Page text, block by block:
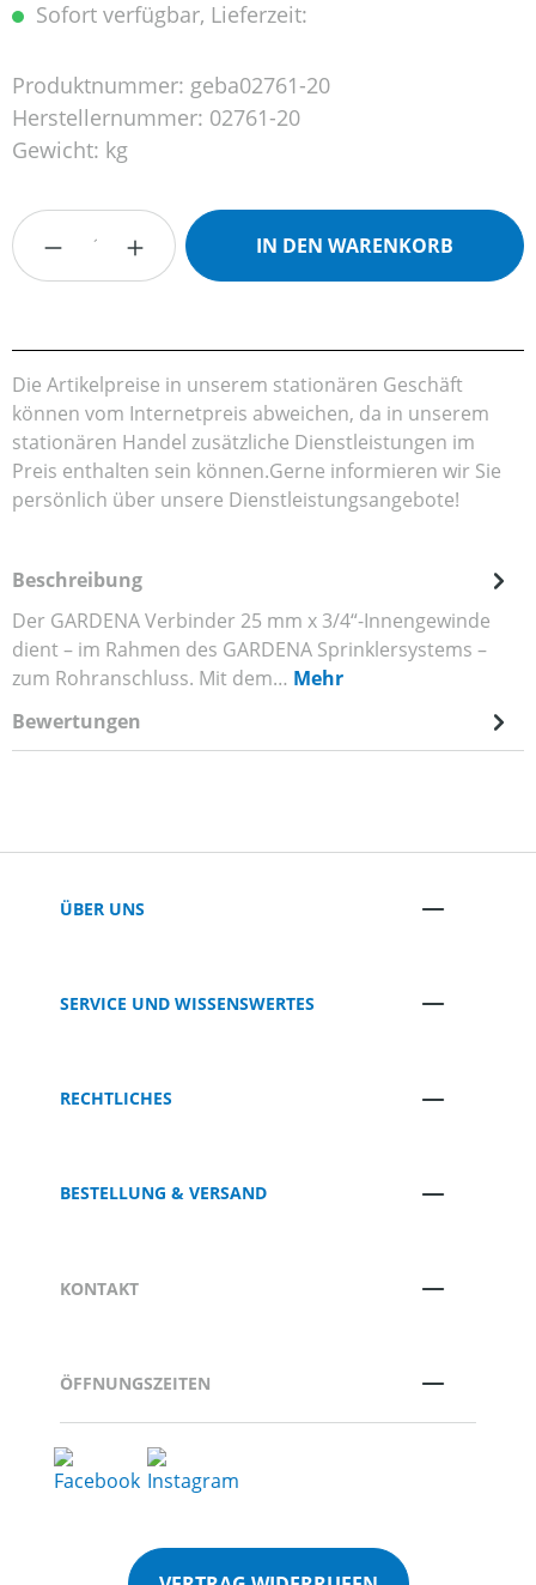
Sofort verfügbar, Lieferzeit:
Produktnummer: geba02761-20
Herstellernummer: 02761-20
Gewicht: kg
Produkt Anzahl: Gib den gewünschten
IN DEN WARENKORB
Die Artikelpreise in unserem stationären Geschäft
können vom Internetpreis abweichen, da in unserem
stationären Handel zusätzliche Dienstleistungen im
Preis enthalten sein können.Gerne informieren wir Sie
persönlich über unsere Dienstleistungsangebote!
Beschreibung
Der GARDENA Verbinder 25 mm x 3/4“-Innengewinde
dient – im Rahmen des GARDENA Sprinklersystems –
zum Rohranschluss. Mit dem… Mehr
Bewertungen
ÜBER UNS
SERVICE UND WISSENSWERTES
RECHTLICHES
BESTELLUNG & VERSAND
KONTAKT
ÖFFNUNGSZEITEN